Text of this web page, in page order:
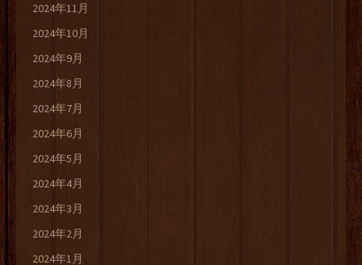
2024年11月
2024年10月
2024年9月
2024年8月
2024年7月
2024年6月
2024年5月
2024年4月
2024年3月
2024年2月
2024年1月